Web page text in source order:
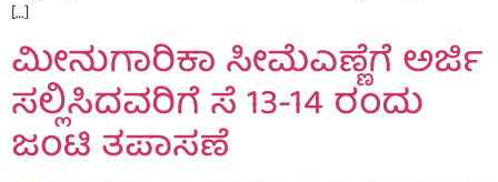
[…]
ಮೀನುಗಾರಿಕಾ ಸೀಮೆಎಣ್ಣೆಗೆ ಅರ್ಜಿ
ಸಲ್ಲಿಸಿದವರಿಗೆ ಸೆ 13-14 ರಂದು
ಜಂಟಿ ತಪಾಸಣೆ